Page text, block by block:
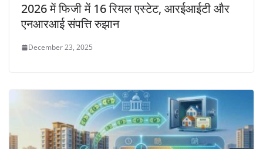
2026 में फिजी में 16 रियल एस्टेट, आरईआईटी और
एनआरआई संपत्ति रुझान
December 23, 2025